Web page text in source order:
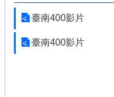
臺南400影片
臺南400影片